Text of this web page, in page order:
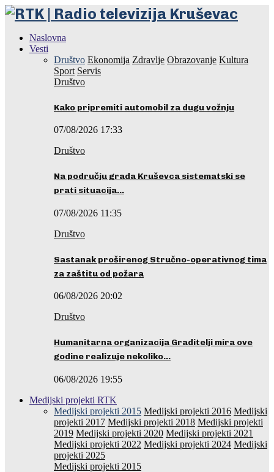
Naslovna
Vesti
Društvo Ekonomija Zdravlje Obrazovanje Kultura
Sport Servis
Društvo
Kako pripremiti automobil za dugu vožnju
07/08/2026 17:33
Društvo
Na području grada Kruševca sistematski se
prati situacija…
07/08/2026 11:35
Društvo
Sastanak proširenog Stručno-operativnog tima
za zaštitu od požara
06/08/2026 20:02
Društvo
Humanitarna organizacija Graditelji mira ove
godine realizuje nekoliko…
06/08/2026 19:55
Medijski projekti RTK
Medijski projekti 2015 Medijski projekti 2016 Medijski
projekti 2017 Medijski projekti 2018 Medijski projekti
2019 Medijski projekti 2020 Medijski projekti 2021
Medijski projekti 2022 Medijski projekti 2024 Medijski
projekti 2025
Medijski projekti 2015